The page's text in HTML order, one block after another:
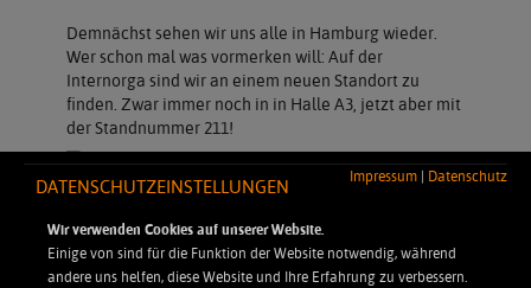
Impressum | Datenschutz
DATENSCHUTZEINSTELLUNGEN
Wir verwenden Cookies auf unserer Website.
Einige von sind für die Funktion der Website notwendig, während
andere uns helfen, diese Website und Ihre Erfahrung zu verbessern.
Demnächst sehen wir uns alle in Hamburg wieder.
Wer schon mal was vormerken will: Auf der
Internorga sind wir an einem neuen Standort zu
finden. Zwar immer noch in in Halle A3, jetzt aber mit
der Standnummer 211!